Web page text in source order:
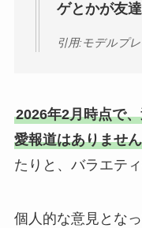
ゲとかが友
引用:モデルプ
2026年2月時点で
愛報道はありません
たりと、バラエテ
個人的な意見とな